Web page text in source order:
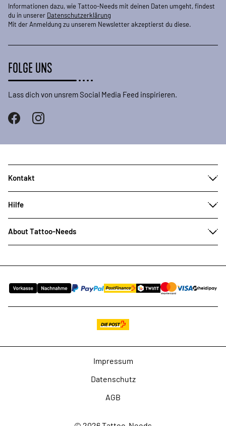
Informationen dazu, wie Tattoo-Needs mit deinen Daten umgeht, findest
du in unserer Datenschutzerklärung
Mit der Anmeldung zu unserem Newsletter akzeptierst du diese.
FOLGE UNS
Lass dich von unsrem Social Media Feed inspirieren.
Kontakt
Hilfe
About Tattoo-Needs
Impressum
Datenschutz
AGB